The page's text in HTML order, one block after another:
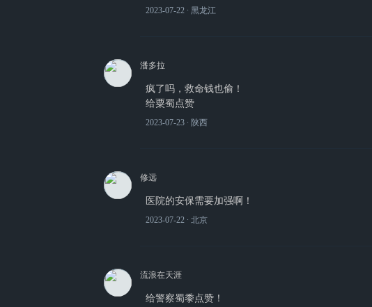
2023-07-22 ∙ 黑龙江
潘多拉
疯了吗，救命钱也偷！
给粟蜀点赞
2023-07-23 ∙ 陕西
修远
医院的安保需要加强啊！
2023-07-22 ∙ 北京
流浪在天涯
给警察蜀黍点赞！